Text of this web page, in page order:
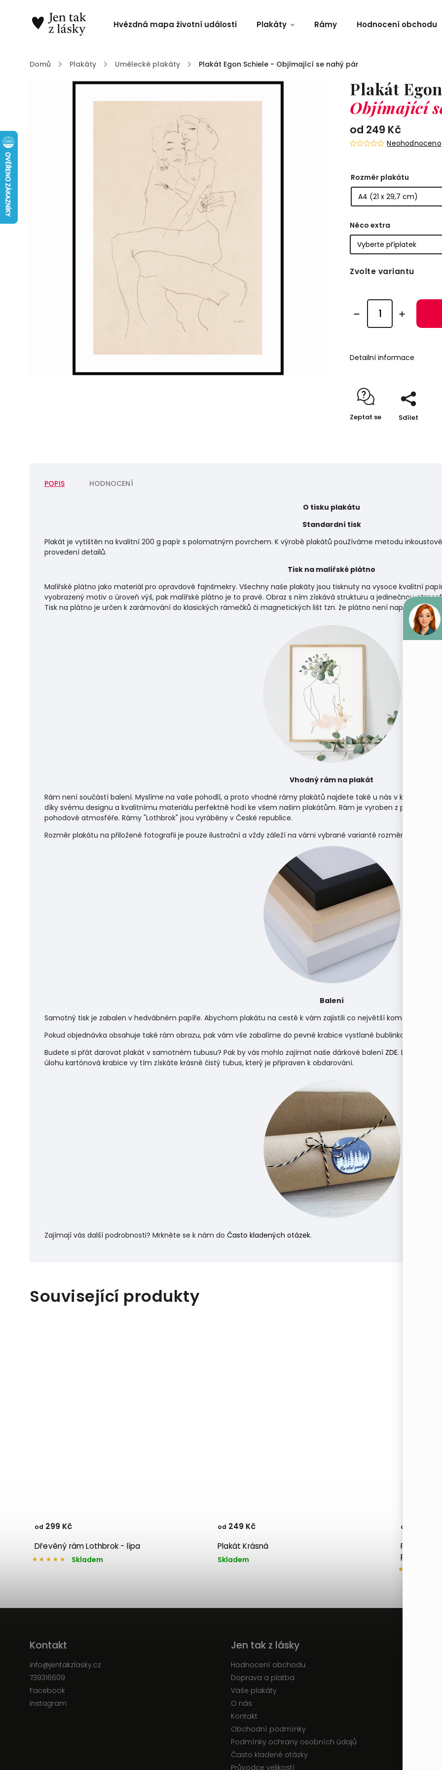
Hvězdná mapa životní události Plakáty Rámy Hodnocení obchodu
Domů / Plakáty / Umělecké plakáty / Plakát Egon Schiele - Objímající se nahý pár
Plakát
Objímající
od 249 Kč
Neohodnoceno
Rozměr plakátu
Něco extra
Zvolte variantu
Detailní informace
Zeptat se Sdílet
POPIS HODNOCENÍ
O tisku plakátu
Standardní tisk
Plakát je vytištěn na kvalitní 200 g papír s polomatným povrchem. K výrobě plakátů používáme metodu
provedení detailů.
Tisk na malířské plátno
Malířské plátno jako materiál pro opravdové fajnšmekry. Všechny naše plakáty jsou tisknuty na vysoce kvalitní
vyobrazený motiv o úroveň výš, pak malířské plátno je to pravé. Obraz s ním získává strukturu a jedinečnou
Tisk na plátno je určen k zarámování do klasických rámečků či magnetických lišt tzn. že plátno není napnuto na
Vhodný rám na plakát
Rám není součástí balení. Myslíme na vaše pohodlí, a proto vhodné rámy plakátů najdete také u nás v kategorii
díky svému designu a kvalitnímu materiálu perfektně hodí ke všem našim plakátům. Rám je vyroben z přírodního
pohodové atmosféře. Rámy "Lothbrok" jsou vyráběny v České republice.
Rozměr plakátu na přiložené fotografii je pouze ilustrační a vždy záleží na vámi vybrané variantě rozměru.
Balení
Samotný tisk je zabalen v hedvábném papíře. Abychom plakátu na cestě k vám zajistili co největší komfort,
Pokud objednávka obsahuje také rám obrazu, pak vám vše zabalíme do pevné krabice vystlané bublinkovou fólií.
Budete si přát darovat plakát v samotném tubusu? Pak by vás mohlo zajímat naše dárkové balení ZDE. Díky
úlohu kartónová krabice vy tím získáte krásně čistý tubus, který je připraven k obdarování.
Zajímají vás další podrobnosti? Mrkněte se k nám do Často kladených otázek.
Související produkty
Dřevěný rám Lothbrok - lípa
Skladem
od 299 Kč
Plakát Krásná
Skladem
od 249 Kč
Plakát
od
Kontakt
info@jentakzlasky.cz
739316609
Facebook
Instagram
Jen tak z lásky
Hodnocení obchodu
Doprava a platba
Vaše plakáty
O nás
Kontakt
Obchodní podmínky
Podmínky ochrany osobních údajů
Často kladené otázky
Průvodce velikostí